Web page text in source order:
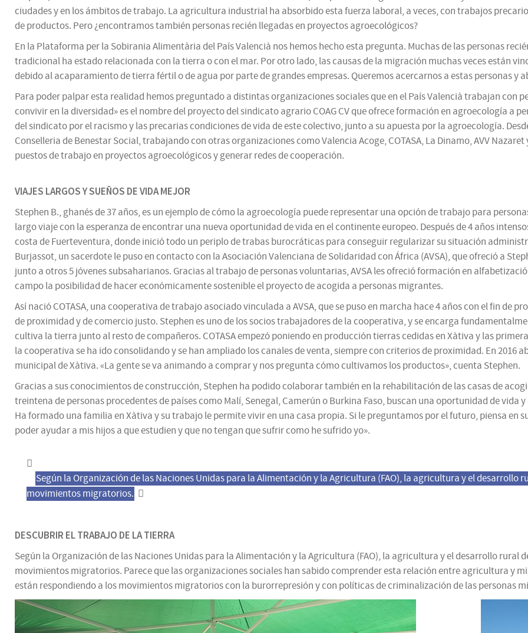
ciudades y en los ámbitos de trabajo. La agricultura industrial ha absorbido esta fuerza laboral, a veces, con trabajos
de productos. Pero ¿encontramos también personas recién llegadas en proyectos agroecológicos?
En la Plataforma per la Sobirania Alimentària del País Valencià nos hemos hecho esta pregunta. Muchas de las personas
tradicional ha estado relacionada con la tierra o con el mar. Por otro lado, las causas de la migración muchas veces están
debido al acaparamiento de tierra fértil o de agua por parte de grandes empresas. Queremos acercarnos a estas personas y
Para poder palpar esta realidad hemos preguntado a distintas organizaciones sociales que en el País Valencià trabajan con
convivir en la diversidad» es el nombre del proyecto del sindicato agrario COAG CV que ofrece formación en agroecología a
del sindicato por el racismo y las precarias condiciones de vida de este colectivo, junto a su apuesta por la agroecología.
Conselleria de Benestar Social, trabajando con otras organizaciones como Valencia Acoge, COTASA, La Dinamo, AVV
puestos de trabajo en proyectos agroecológicos y generar redes de cooperación.
VIAJES LARGOS Y SUEÑOS DE VIDA MEJOR
Stephen B., ghanés de 37 años, es un ejemplo de cómo la agroecología puede representar una opción de trabajo para
largo viaje con la esperanza de encontrar una nueva oportunidad de vida en el continente europeo. Después de 4 años
costa de Fuerteventura, donde inició todo un periplo de trabas burocráticas para conseguir regularizar su situación
Burjassot, un sacerdote le puso en contacto con la Asociación Valenciana de Solidaridad con África (AVSA), que ofreció a
junto a otros 5 jóvenes subsaharianos. Gracias al trabajo de personas voluntarias, AVSA les ofreció formación en
campo la posibilidad de hacer económicamente sostenible el proyecto de acogida a personas migrantes.
Así nació COTASA, una cooperativa de trabajo asociado vinculada a AVSA, que se puso en marcha hace 4 años con el fin
de proximidad y de comercio justo. Stephen es uno de los socios trabajadores de la cooperativa, y se encarga
cultiva la tierra junto al resto de compañeros. COTASA empezó poniendo en producción tierras cedidas en Xàtiva y las
la cooperativa se ha ido consolidando y se han ampliado los canales de venta, siempre con criterios de proximidad. En 2016
municipal de Xàtiva. «La gente se va animando a comprar y nos pregunta cómo cultivamos los productos», cuenta Stephen.
Gracias a sus conocimientos de construcción, Stephen ha podido colaborar también en la rehabilitación de las casas de
treintena de personas procedentes de países como Malí, Senegal, Camerún o Burkina Faso, buscan una oportunidad de vida
Ha formado una familia en Xàtiva y su trabajo le permite vivir en una casa propia. Si le preguntamos por el futuro, piensa en
poder ayudar a mis hijos a que estudien y que no tengan que sufrir como he sufrido yo».
Según la Organización de las Naciones Unidas para la Alimentación y la Agricultura (FAO), la agricultura y el desarrollo
movimientos migratorios.
DESCUBRIR EL TRABAJO DE LA TIERRA
Según la Organización de las Naciones Unidas para la Alimentación y la Agricultura (FAO), la agricultura y el desarrollo rural
movimientos migratorios. Parece que las organizaciones sociales han sabido comprender esta relación entre agricultura y
están respondiendo a los movimientos migratorios con la burorrepresión y con políticas de criminalización de las personas